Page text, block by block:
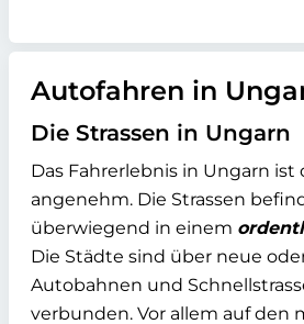
Autofahren in
Die Strassen in Ungarn
Das Fahrerlebnis in Ungarn ist
angenehm. Die Strassen
überwiegend in einem
Die Städte sind über neue
Autobahnen und
verbunden. Vor allem auf den